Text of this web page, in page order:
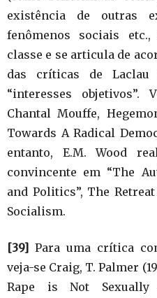
existência de outras
fenômenos sociais
classe e se articula de
das críticas de
“interesses objetivos”.
Chantal Mouffe,
Towards A Radical
entanto, E.M. Wood
convincente em “The
and Politics”, The
Socialism.
[39] Para uma crítica
veja-se Craig, T. Palmer
Rape is Not Sexually